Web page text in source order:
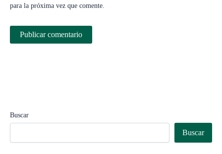
para la próxima vez que comente.
Buscar
Buscar